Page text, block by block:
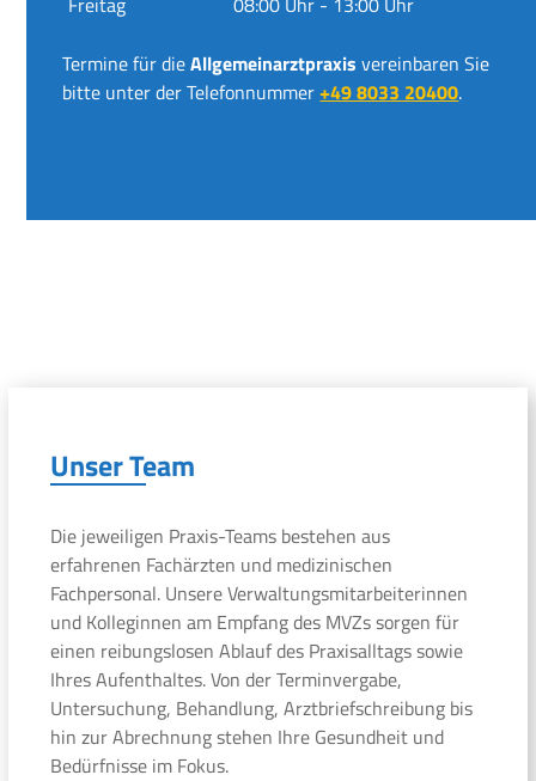
Termine für dieAllgemeinarztpraxis vereinbaren Sie
bitte unter der Telefonnummer+49 8033 20400.
Unser Team
Die jeweiligen Praxis-Teams bestehen aus
erfahrenen Fachärzten und medizinischen
Fachpersonal. Unsere Verwaltungsmitarbeiterinnen
und Kolleginnen am Empfang des MVZs sorgen für
einen reibungslosen Ablauf des Praxisalltags sowie
Ihres Aufenthaltes. Von der Terminvergabe,
Untersuchung, Behandlung, Arztbriefschreibung bis
hin zur Abrechnung stehen Ihre Gesundheit und
Bedürfnisse im Fokus.